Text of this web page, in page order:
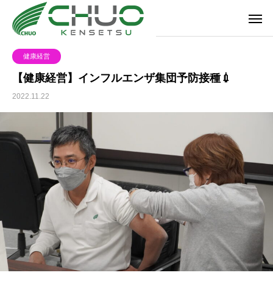
健康経営
【健康経営】インフルエンザ集団予防接種💉
2022.11.22